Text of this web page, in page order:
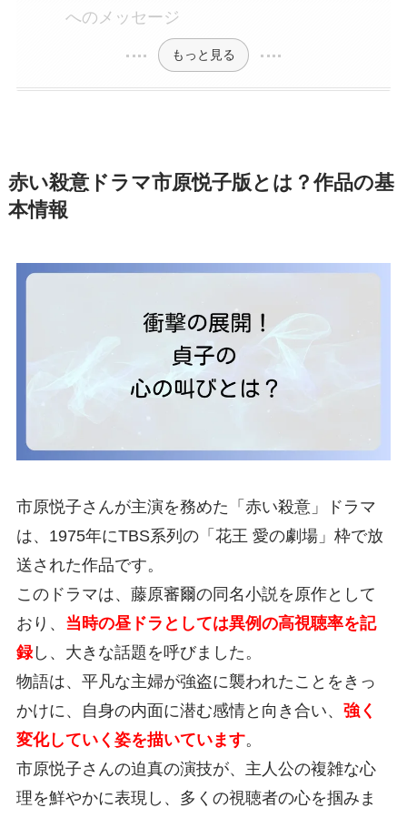
へのメッセージ
もっと見る
赤い殺意ドラマ市原悦子版とは？作品の基
本情報
市原悦子さんが主演を務めた「赤い殺意」ドラマ
は、1975年にTBS系列の「花王 愛の劇場」枠で放
送された作品です。
このドラマは、藤原審爾の同名小説を原作として
おり、 当時の昼ドラとしては異例の高視聴率を記
録し、大きな話題を呼びました。
物語は、平凡な主婦が強盗に襲われたことをきっ
かけに、自身の内面に潜む感情と向き合い、 強く
変化していく姿を描いています。
市原悦子さんの迫真の演技が、主人公の複雑な心
理を鮮やかに表現し、多くの視聴者の心を掴みま